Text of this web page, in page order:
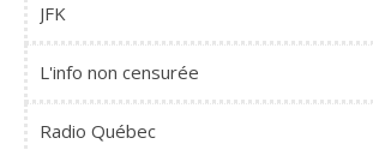
JFK
L'info non censurée
Radio Québec